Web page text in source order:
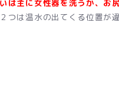
は主に女性器を洗うか、お
つは温水の出てくる位置が